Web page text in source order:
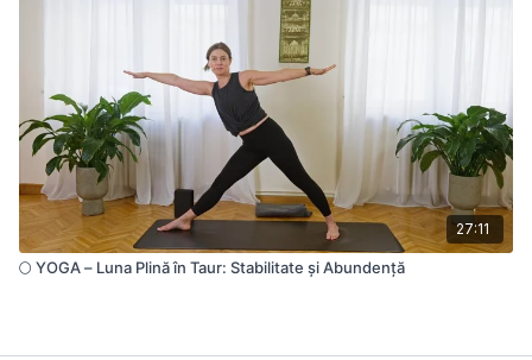
27:11
🌕 YOGA – Luna Plină în Taur: Stabilitate și Abundență